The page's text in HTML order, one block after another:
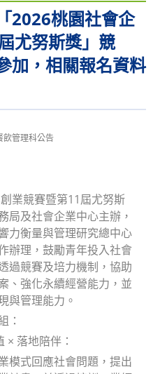
2026桃園社會企
尤努斯獎」競
加，相關報名資料
飲管理科公告
業競賽暨第11屆尤努斯
局及社會企業中心主辦，
力衡量與管理研究總中心
辦理，鼓勵青年投入社會
過競賽及培力機制，協助
、強化永續經營能力，並
與管理能力。
：
× 落地陪伴：
模式回應社會問題，提出